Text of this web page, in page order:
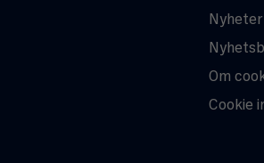
Nyheter
Om
Cookie